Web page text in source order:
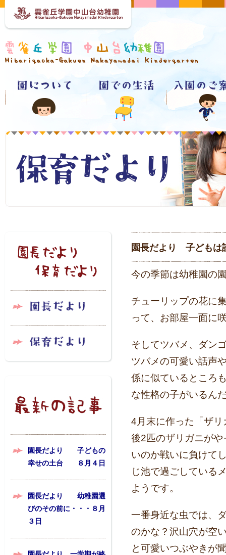
園長だより 子どもの
幸せの土台 ８月４日
園長だより 幼稚園選
びのその前に・・・８月
３日
園長だより 子どもは
今の季節は幼稚園の
チューリップの花に
って、 お部屋一面に
そしてツバメ、ダン
ツバメの可愛い話声
係に似ているところ
な性格の子がいるん
4月末に作った「ザ
後2匹のザリガニが
いのか戦いに負けて
じ池で過ごしている
ようです。
一番身近な虫では、
のかな？ 沢山穴が空
と可愛いつぶやきが